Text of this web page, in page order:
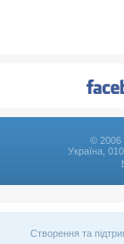
© 2006
Україна,
Створення та